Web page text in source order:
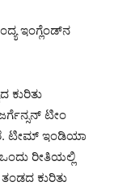
ಇಂಗ್ಲೆಂಡ್‌ನ
ಕುರಿತು
ಟೀಂ
ಟೀಮ್ ಇಂಡಿಯಾ
ರೀತಿಯಲ್ಲಿ
ಕುರಿತು